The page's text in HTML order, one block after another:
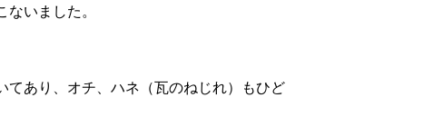
いました。
てあり、オチ、ハネ（瓦のねじれ）もひど